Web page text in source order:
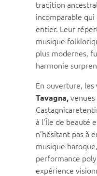
tradition
incomparable
entier. Leur
musique
plus modernes,
harmonie
En ouverture, les
Tavagna,
à l’Île de beauté
n’hésitant pas à
musique
performance
expérience